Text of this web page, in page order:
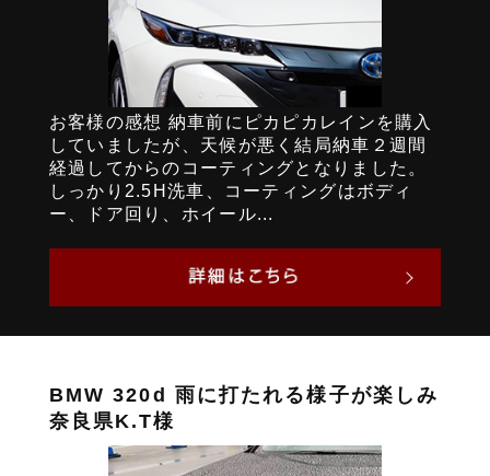
お客様の感想 納車前にピカピカレインを購入
していましたが、天候が悪く結局納車２週間
経過してからのコーティングとなりました。
しっかり2.5H洗車、コーティングはボディ
ー、ドア回り、ホイール...
BMW 320d 雨に打たれる様子が楽しみ
奈良県K.T様